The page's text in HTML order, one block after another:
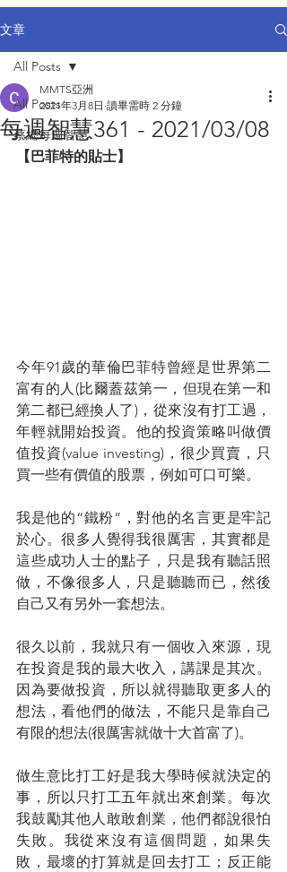
文章
All Posts
蔡總每週智慧
All Posts
每週智慧361 - 2021/03/08
MMTS亞洲
2021年3月8日 讀畢需時 2 分鐘
【巴菲特的貼士】
今年91歲的華倫巴菲特曾經是世界第二
富有的人(比爾蓋茲第一，但現在第一和
第二都已經換人了)，從來沒有打工過，
年輕就開始投資。他的投資策略叫做價
值投資(value investing)，很少買賣，只
買一些有價值的股票，例如可口可樂。
我是他的“鐵粉”，對他的名言更是牢記
於心。很多人覺得我很厲害，其實都是
這些成功人士的點子，只是我有聽話照
做，不像很多人，只是聽聽而已，然後
自己又有另外一套想法。
很久以前，我就只有一個收入來源，現
在投資是我的最大收入，講課是其次。
因為要做投資，所以就得聽取更多人的
想法，看他們的做法，不能只是靠自己
有限的想法(很厲害就做十大首富了)。
做生意比打工好是我大學時候就決定的
事，所以只打工五年就出來創業。每次
我鼓勵其他人敢敢創業，他們都說很怕
失敗。我從來沒有這個問題，如果失
敗，最壞的打算就是回去打工；反正能